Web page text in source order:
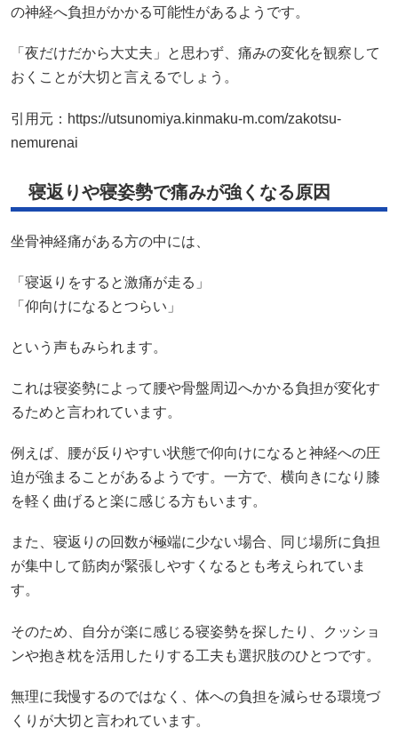
の神経へ負担がかかる可能性があるようです。
「夜だけだから大丈夫」と思わず、痛みの変化を観察して
おくことが大切と言えるでしょう。
引用元： https://utsunomiya.kinmaku-m.com/zakotsu-
nemurenai
寝返りや寝姿勢で痛みが強くなる原因
坐骨神経痛がある方の中には、
「寝返りをすると激痛が走る」
「仰向けになるとつらい」
という声もみられます。
これは寝姿勢によって腰や骨盤周辺へかかる負担が変化す
るためと言われています。
例えば、腰が反りやすい状態で仰向けになると神経への圧
迫が強まることがあるようです。一方で、横向きになり膝
を軽く曲げると楽に感じる方もいます。
また、寝返りの回数が極端に少ない場合、同じ場所に負担
が集中して筋肉が緊張しやすくなるとも考えられていま
す。
そのため、自分が楽に感じる寝姿勢を探したり、クッショ
ンや抱き枕を活用したりする工夫も選択肢のひとつです。
無理に我慢するのではなく、体への負担を減らせる環境づ
くりが大切と言われています。